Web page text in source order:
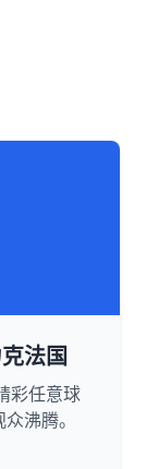
法国
彩任意球
沸腾。